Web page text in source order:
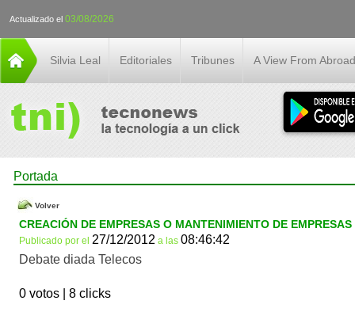
Actualizado el 03/08/2026
Silvia Leal Editoriales Tribunes A View From Abroad
Portada
Volver
CREACIÓN DE EMPRESAS O MANTENIMIENTO DE EMPRESAS
Publicado por el 27/12/2012 a las 08:46:42
Debate diada Telecos
0 votos | 8 clicks